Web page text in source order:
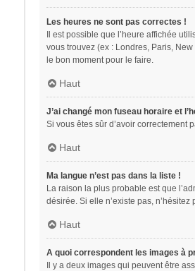
Les heures ne sont pas correctes !
Il est possible que l’heure affichée
vous trouvez (ex : Londres, Paris,
le bon moment pour le faire.
Haut
J’ai changé mon fuseau horaire et
Si vous êtes sûr d’avoir correctement
Haut
Ma langue n’est pas dans la liste !
La raison la plus probable est que
désirée. Si elle n’existe pas,
Haut
A quoi correspondent les images à
Il y a deux images qui peuvent être